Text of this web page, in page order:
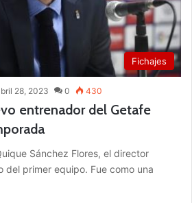
Fichajes
28, 2023 0 430
entrenador del Getafe
Sánchez Flores, el director
del primer equipo. Fue como una